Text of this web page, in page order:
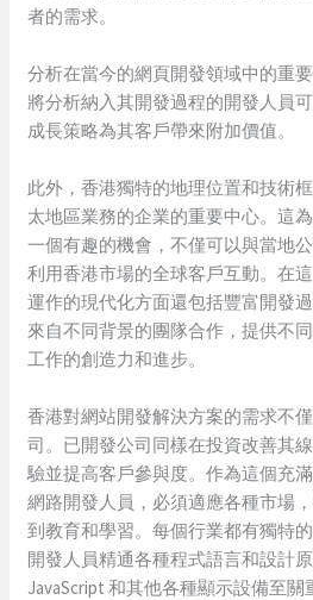
者的需求。
分析在當今的網頁開發領域中的重
將分析納入其開發過程的開發人員
成長策略為其客戶帶來附加價值。
此外，香港獨特的地理位置和技術
太地區業務的企業的重要中心。這
一個有趣的機會，不僅可以與當地
利用香港市場的全球客戶互動。在
運作的現代化方面還包括豐富開發
來自不同背景的團隊合作，提供不
工作的創造力和進步。
香港對網站開發解決方案的需求不
司。已開發公司同樣在投資改善其
驗並提高客戶參與度。作為這個充
網路開發人員，必須適應各種市場
到教育和學習。每個行業都有獨特
開發人員精通各種程式語言和設計原
JavaScript 和其他各種顯示設備至